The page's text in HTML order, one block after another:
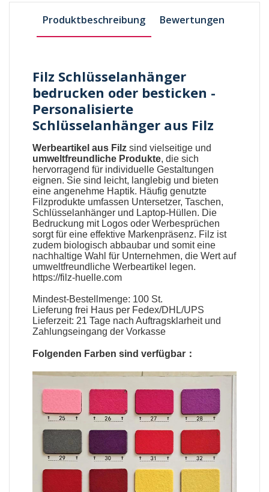
Produktbeschreibung Bewertungen
Filz Schlüsselanhänger
bedrucken oder besticken -
Personalisierte
Schlüsselanhänger aus Filz
Werbeartikel aus Filz sind vielseitige und
umweltfreundliche Produkte, die sich
hervorragend für individuelle Gestaltungen
eignen. Sie sind leicht, langlebig und bieten
eine angenehme Haptik. Häufig genutzte
Filzprodukte umfassen Untersetzer, Taschen,
Schlüsselanhänger und Laptop-Hüllen. Die
Bedruckung mit Logos oder Werbesprüchen
sorgt für eine effektive Markenpräsenz. Filz ist
zudem biologisch abbaubar und somit eine
nachhaltige Wahl für Unternehmen, die Wert auf
umweltfreundliche Werbeartikel legen.
https://filz-huelle.com
Mindest-Bestellmenge: 100 St.
Lieferung frei Haus per Fedex/DHL/UPS
Lieferzeit: 21 Tage nach Auftragsklarheit und
Zahlungseingang der Vorkasse
Folgenden Farben sind verfügbar：